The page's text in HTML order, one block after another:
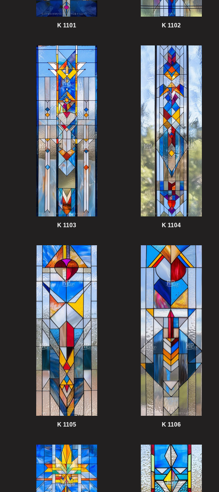
K 1101 K 1102
K 1103 K 1104
K 1105 K 1106